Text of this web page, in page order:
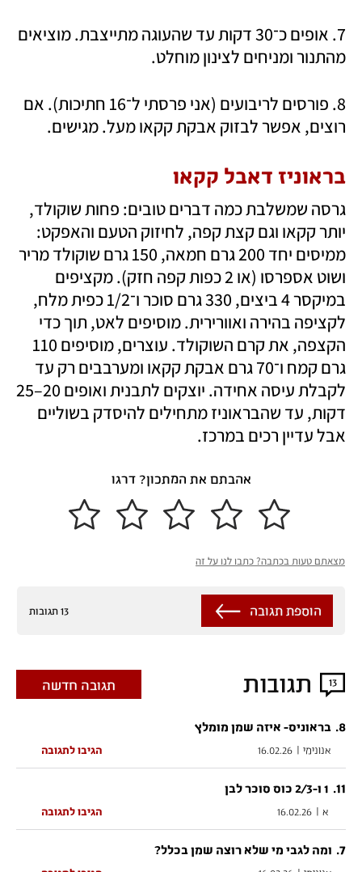
מהתנור ומניחים לצינון מוחלט.
רוצים, אפשר לבזוק אבקת קקאו מעל. מגישים.
בראוניז דאבל קקאו
אבל עדיין רכים במרכז.
אהבתם את המתכון? דרגו
מצאתם טעות בכתבה? כתבו לנו על זה
13 תגובות הוספת תגובה
13 תגובות תגובה חדשה
8
. בראוניס- איזה שמן מומלץ
אנונימי |
16.02.26 הגיבו לתגובה
11
. 1 ו-2/3 כוס סוכר לבן
א |
16.02.26 הגיבו לתגובה
7
. ומה לגבי מי שלא רוצה שמן בכלל?